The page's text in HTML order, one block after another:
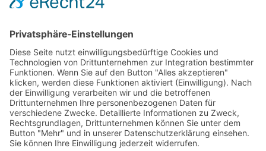
7, 10969 B
+49 (0)
30 217
86 55 0
INFO[AT]WOONWOON.DE
MONTAG-
DONNERSTAG:
9-16 UHR
FREITAG: 9-15
KONTAKT
FAQS
EINSTELLUNGEN